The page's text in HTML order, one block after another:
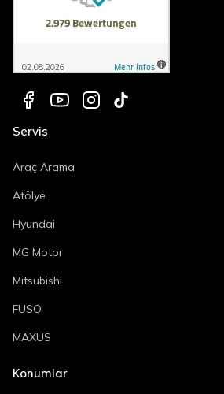
Servis
Araç Arama
Atölye
Hyundai
MG Motor
Mitsubishi
FUSO
MAXUS
Konumlar